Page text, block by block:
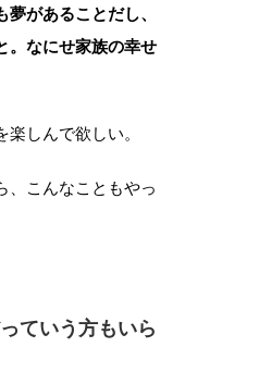
があることだし、
。なにせ家族の幸せ
しんで欲しい。
、こんなこともやっ
ていう方もいら